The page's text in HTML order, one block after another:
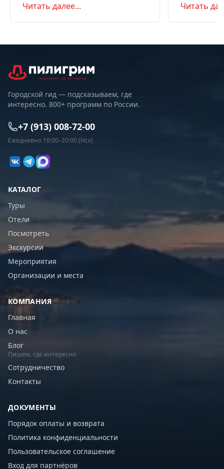
самостоятельно или с туром.
Читать далее...
Маршрут на
Читать
Городской гид — подсказываем, где
интересно. 800+ программ по России.
+7 (913) 008-72-00
Ежедневно 10:00–20:00 (Нск)
КАТАЛОГ
Туры
Отели
Посмотреть
Экскурсии
Мероприятия
Организации и места
КОМПАНИЯ
Главная
О нас
Блог
Пишем, где интересно
Сотрудничество
Контакты
ДОКУМЕНТЫ
Порядок оплаты и возврата
Политика конфиденциальности
Пользовательское соглашение
Вход для партнёров